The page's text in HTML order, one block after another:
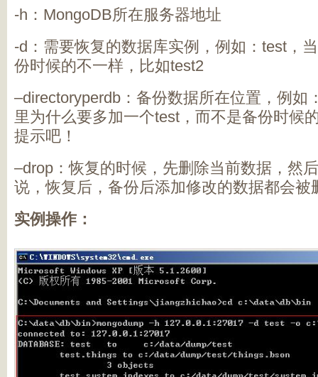
-h：MongoDB所在服务器地址
-d：需要恢复的数据库实例，例如：test，
份时候的不一样，比如test2
–directoryperdb：备份数据所在位置，例如
里为什么要多加一个test，而不是备份时候
提示吧！
–drop：恢复的时候，先删除当前数据，然
说，恢复后，备份后添加修改的数据都会被
实例操作：